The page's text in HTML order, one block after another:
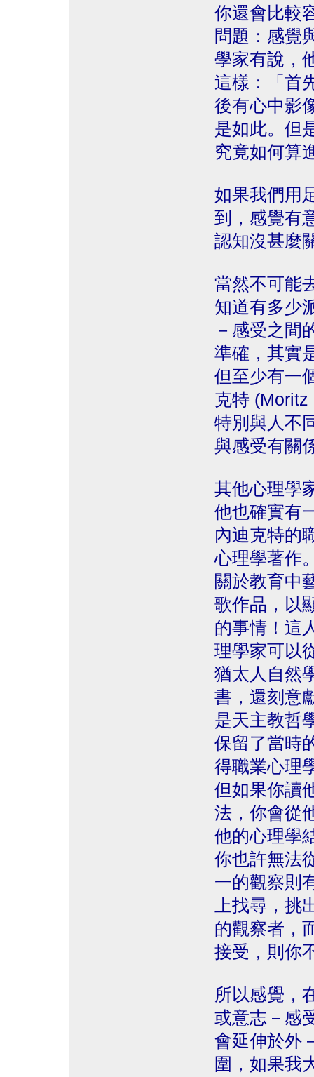
你還會比較
問題：感覺
學家有說，
這樣：「首
後有心中影
是如此。但
究竟如何算
如果我們用
到，感覺有
認知沒甚麼
當然不可能
知道有多少
－感受之間
準確，其實
但至少有一
克特
特別與人不
與感受有關
其他心理學
他也確實有
內迪克特的
心理學著作
關於教育中
歌作品，以
的事情！這
理學家可以
猶太人自然
書，還刻意
是天主教哲
保留了當時
得職業心理
但如果你讀
法，你會從
他的心理學
你也許無法
一的觀察則
上找尋，
的觀察者，
接受，則你
所以感覺，
或意志－感
會延伸於外
圍，如果我